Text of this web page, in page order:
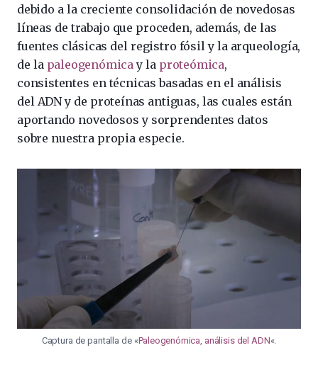
debido a la creciente consolidación de novedosas
líneas de trabajo que proceden, además, de las
fuentes clásicas del registro fósil y la arqueología,
de la paleogenómica y la proteómica,
consistentes en técnicas basadas en el análisis
del ADN y de proteínas antiguas, las cuales están
aportando novedosos y sorprendentes datos
sobre nuestra propia especie.
Captura de pantalla de «Paleogenómica, análisis del ADN«.